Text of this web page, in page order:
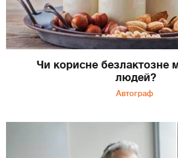
Чи корисне безлактозне
людей?
Автограф